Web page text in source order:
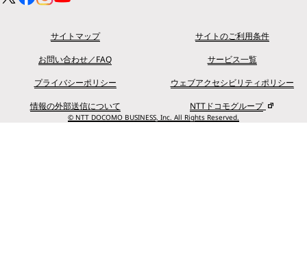
サイトマップ
サイトのご利用条件
お問い合わせ／FAQ
サービス一覧
プライバシーポリシー
ウェブアクセシビリティポリシー
情報の外部送信について
NTTドコモグループ
© NTT DOCOMO BUSINESS, Inc. All Rights Reserved.